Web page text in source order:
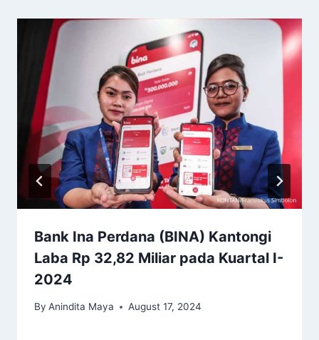
Bank Ina Perdana (BINA) Kantongi
Laba Rp 32,82 Miliar pada Kuartal I-
2024
By Anindita Maya August 17, 2024